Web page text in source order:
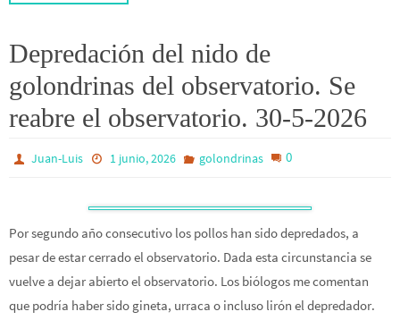
Depredación del nido de
golondrinas del observatorio. Se
reabre el observatorio. 30-5-2026
Juan-Luis 1 junio, 2026 golondrinas 0
Por segundo año consecutivo los pollos han sido depredados, a
pesar de estar cerrado el observatorio. Dada esta circunstancia se
vuelve a dejar abierto el observatorio. Los biólogos me comentan
que podría haber sido gineta, urraca o incluso lirón el depredador.